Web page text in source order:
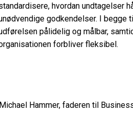
hvordan undtagelser
godkendelser. I begge
pålidelig og målbar,
forbliver fleksibel.
Hammer, faderen til